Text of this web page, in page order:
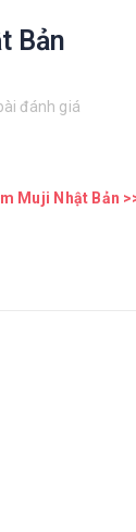
Bản
đánh giá
Muji Nhật Bản